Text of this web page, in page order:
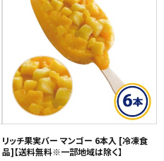
リッチ果実バー マンゴー 6本入 [冷凍食
品]【送料無料※一部地域は除く】